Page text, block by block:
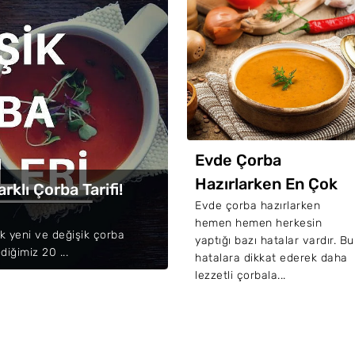
Çorba Tarifi!
yeni ve değişik çorba
20 ...
Çorba Tarifleri:
Kalorili 15
Tarif
listelerine
pratik diyet
çeşitleri nelerdir? İşte,
listelerine
Evde Çorba
Hazırlarken En Çok
Yapılan 8 Hata
Evde çorba hazırlarken
hemen hemen herkesin
yaptığı bazı hatalar vardır. Bu
hatalara dikkat ederek daha
lezzetli çorbala...